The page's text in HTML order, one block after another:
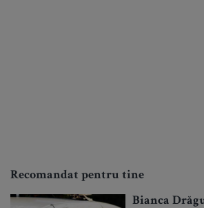
Recomandat pentru tine
Bianca